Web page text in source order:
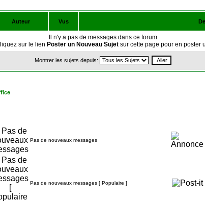
Auteur Vus
Il n'y a pas de messages dans ce forum
sur le lien Poster un Nouveau Sujetsur cette page pour en poster
Montrer les sujets depuis:
Pas de nouveaux messages
Pas de nouveaux messages [ Populaire ]